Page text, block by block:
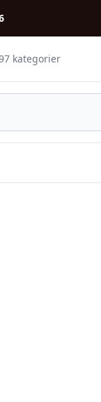
kategorier